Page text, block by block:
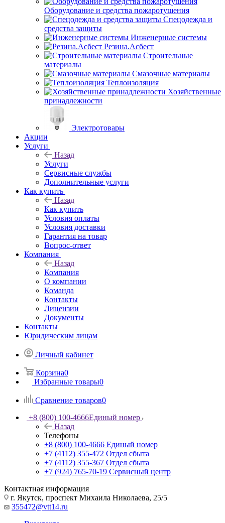
Оборудование и средства пожаротушения
Спецодежда и
средства защиты
Инженерные системы
Резина.Асбест
Строительные
материалы
Смазочные материалы
Теплоизоляция
Хозяйственные
принадлежности
Электротовары
Акции
Услуги
Назад
Услуги
Сервисные службы
Дополнительные услуги
Как купить
Назад
Как купить
Условия оплаты
Условия доставки
Гарантия на товар
Вопрос-ответ
Компания
Назад
Компания
О компании
Команда
Контакты
Лицензии
Документы
Контакты
Юридическим лицам
Личный кабинет
Корзина0
Избранные товары0
Сравнение товаров0
+8 (800) 100-4666Единый номер
Назад
Телефоны
+8 (800) 100-4666 Единый номер
+7 (4112) 355-472 Отдел сбыта
+7 (4112) 355-367 Отдел сбыта
+7 (924) 765-70-19 Сервисный центр
Контактная информация
г. Якутск, проспект Михаила Николаева, 25/5
355472@vtt14.ru